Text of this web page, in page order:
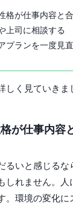
格が仕事内容と
上司に相談する
プランを一度見
く見ていきま
が仕事内容
るいと感じるな
しれません。
。環境の変化に